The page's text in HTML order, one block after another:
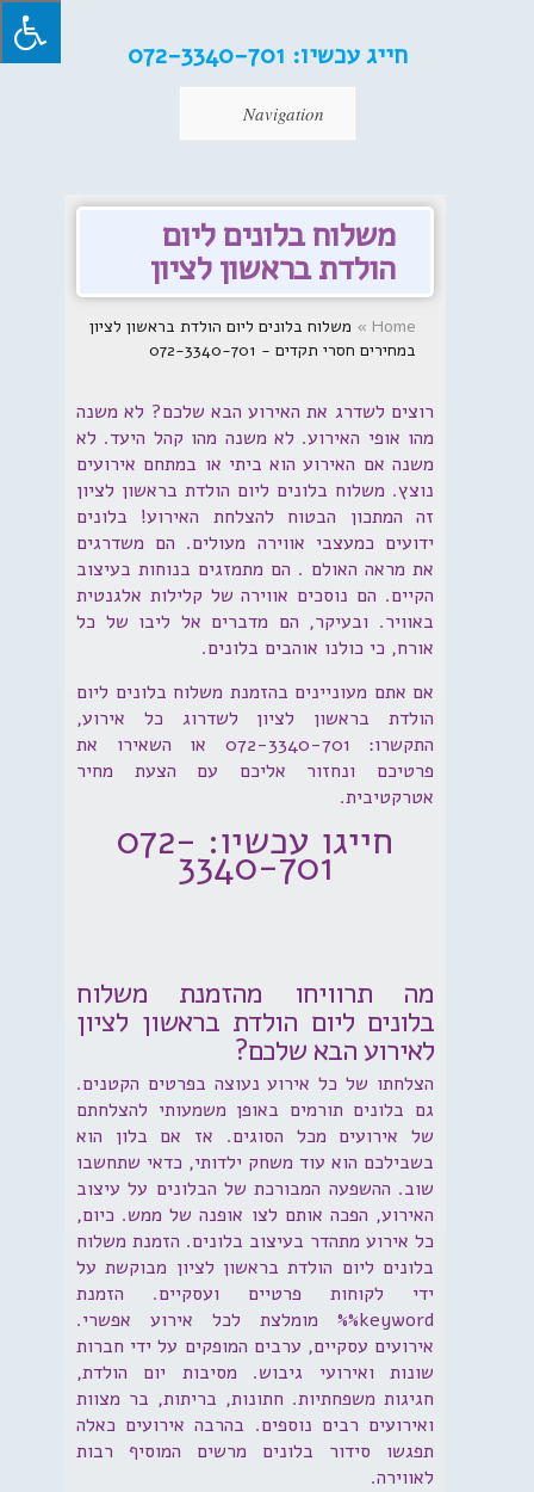
חייג עכשיו:
Navigation
משלוח בלונים ליום
הולדת בראשון לציון
Home
» משלוח בלונים ליום הולדת בראשון לציון
במחירים חסרי תקדים - 072-3340-701
רוצים לשדרג את האירוע הבא שלכם? לא משנה
מהו אופי האירוע. לא משנה מהו קהל היעד. לא
משנה אם האירוע הוא ביתי או במתחם אירועים
נוצץ. משלוח בלונים ליום הולדת בראשון לציון
זה המתכון הבטוח להצלחת האירוע! בלונים
ידועים כמעצבי אווירה מעולים. הם משדרגים
את מראה האולם . הם מתמזגים בנוחות בעיצוב
הקיים. הם נוסכים אווירה של קלילות אלגנטית
באוויר. ובעיקר, הם מדברים אל ליבו של כל
אורח, כי כולנו אוהבים בלונים.
אם אתם מעוניינים בהזמנת משלוח בלונים ליום
הולדת בראשון לציון לשדרוג כל אירוע,
התקשרו: 072-3340-701 או השאירו את
פרטיכם ונחזור אליכם עם הצעת מחיר
אטרקטיבית.
חייגו עכשיו: 072-
3340-701
מה תרוויחו מהזמנת משלוח
בלונים ליום הולדת בראשון לציון
לאירוע הבא שלכם?
הצלחתו של כל אירוע נעוצה בפרטים הקטנים.
גם בלונים תורמים באופן משמעותי להצלחתם
של אירועים מכל הסוגים. אז אם בלון הוא
בשבילכם הוא עוד משחק ילדותי, כדאי שתחשבו
שוב. ההשפעה המבורכת של הבלונים על עיצוב
האירוע, הפכה אותם לצו אופנה של ממש. כיום,
כל אירוע מתהדר בעיצוב בלונים. הזמנת משלוח
בלונים ליום הולדת בראשון לציון מבוקשת על
ידי לקוחות פרטיים ועסקיים. הזמנת
keyword%% מומלצת לכל אירוע אפשרי.
אירועים עסקיים, ערבים המופקים על ידי חברות
שונות ואירועי גיבוש. מסיבות יום הולדת,
חגיגות משפחתיות. חתונות, בריתות, בר מצוות
ואירועים רבים נוספים. בהרבה אירועים כאלה
תפגשו סידור בלונים מרשים המוסיף רבות
לאווירה.